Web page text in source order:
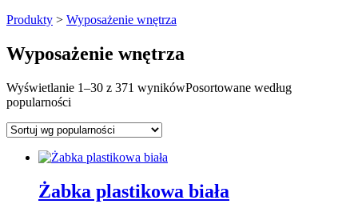
Produkty > Wyposażenie wnętrza
Wyposażenie wnętrza
Wyświetlanie 1–30 z 371 wynikówPosortowane według
popularności
Żabka plastikowa biała